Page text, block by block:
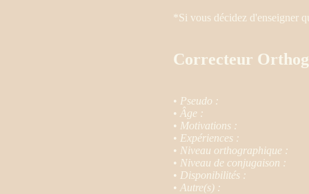
*Si vous décidez d'enseigner
Correcteur
• Pseudo :
• Âge :
• Motivations :
• Expériences :
• Niveau orthographique :
• Niveau de conjugaison :
• Disponibilités :
• Autre(s) :